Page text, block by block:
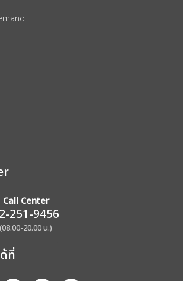
Call Center
251-9456
(08.00-20.00 น.)
ที่